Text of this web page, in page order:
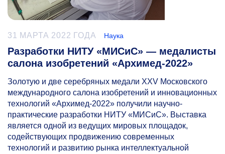
31 МАРТА 2022 ГОДА Наука
Разработки НИТУ «МИСиС» — медалисты
салона изобретений «Архимед-2022»
Золотую и две серебряных медали XXV Московского
международного салона изобретений и инновационных
технологий «Архимед-2022» получили научно-
практические разработки НИТУ «МИСиС». Выставка
является одной из ведущих мировых площадок,
содействующих продвижению современных
технологий и развитию рынка интеллектуальной